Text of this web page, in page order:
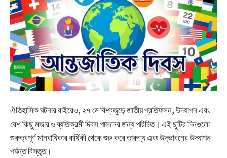
ঐতিহাসিক ঘটনার বাইরেও, ২৭ মে বিশ্বজুড়ে জাতীয় প্রতিফলন, উদযাপন এবং
বেশ কিছু মজার ও ব্যতিক্রমী দিবস পালনের জন্য পরিচিত। এই ছুটির দিনগুলো
গুরুত্বপূর্ণ মানবাধিকার বার্ষিকী থেকে শুরু করে তারুণ্য এবং উদ্ভাবনের উদযাপন
পর্যন্ত বিস্তৃত।